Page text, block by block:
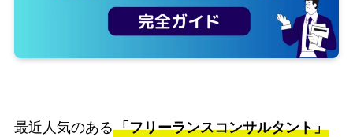
最近人気のある「フリーランスコンサルタント」